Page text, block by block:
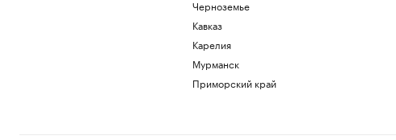
Черноземье
Кавказ
Карелия
Мурманск
Приморский край